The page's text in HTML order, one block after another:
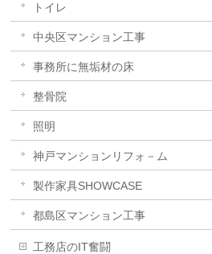
トイレ
中央区マンション工事
事務所に無垢材の床
整骨院
照明
神戸マンションリフォ－ム
製作家具SHOWCASE
都島区マンション工事
工務店のIT奮闘